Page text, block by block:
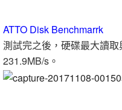
ATTO Disk Benchmarrk
測試完之後，硬碟最大讀
231.9MB/s。